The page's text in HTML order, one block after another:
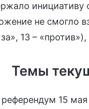
инициативу
не смогло
13 –
Темы
15